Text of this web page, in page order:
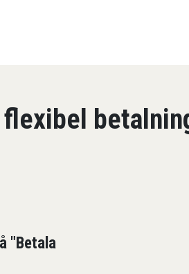
flexibel
"Betala